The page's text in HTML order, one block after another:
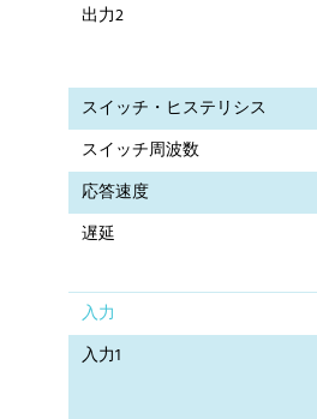
出力2
スイッチ・ヒステリシス
スイッチ周波数
応答速度
遅延
入力
入力1